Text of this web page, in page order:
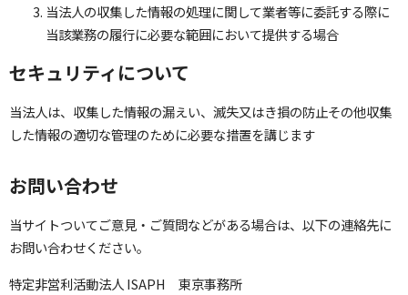
当法人の収集した情報の処理に関して業者等に委託する際に
当該業務の履行に必要な範囲において提供する場合
セキュリティについて
当法人は、収集した情報の漏えい、滅失又はき損の防止その他収集
した情報の適切な管理のために必要な措置を講じます
お問い合わせ
当サイトついてご意見・ご質問などがある場合は、以下の連絡先に
お問い合わせください。
特定非営利活動法人 ISAPH 東京事務所